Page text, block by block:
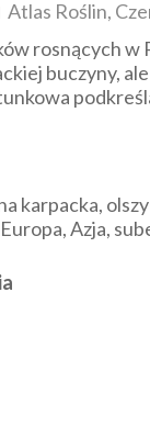
Atlas Roślin,
rosnących
buczyny,
karpacka,
Azja,